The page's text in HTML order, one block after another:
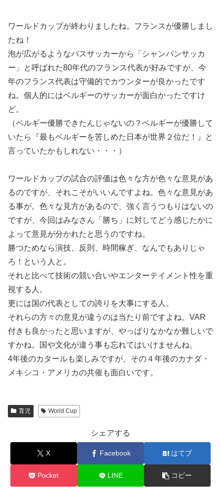
ワールドカップが終わりましたね。フランスが優勝しまし
たね！
泡が広がるようなパスサッカーから「シャンパンサッカ
ー」と呼ばれた80年代のフランス代表が好みですが、今
年のフランス代表は守備的でカウンターが良かったです
ね。個人的にはベルギーのサッカーが面白かったですけ
ど。
（ベルギー優勝できたんじゃないの？ベルギーが優勝して
いたら『最もベルギーを苦しめた日本が世界２位だ！』と
言っていたかもしれない・・・）
ワールドカップの試合の評価は色々な方が色々な意見があ
るのですが、それこそがいいんですよね。色々な意見があ
る事が。色々な見方があるので、強く言うつもりはないの
ですが、今回はみなさん「勝ち」に対してどう感じたかに
よって意見が分かれたと思うのですね。
勝つためなら演技、反則、時間稼ぎ、なんでもありじゃ
ろ！という人と。
それと比べて技術の競い合いやエンターテイメント性を重
視する人。
更には国の代表としての誇りを大事にする人。
それらの方々の意見が違うのは当たり前ですよね。VAR
付きも良かったと思いますが、やっぱりなかなか難しいで
すかね。国や文化が違う事も忘れてはいけませんね。
4年後のカタールも楽しみですが、その４年後のカナダ・
メキシコ・アメリカの共催も面白いです。
育児 World Cup
シェアする
X Facebook はてブ
Pocket LINE コピー